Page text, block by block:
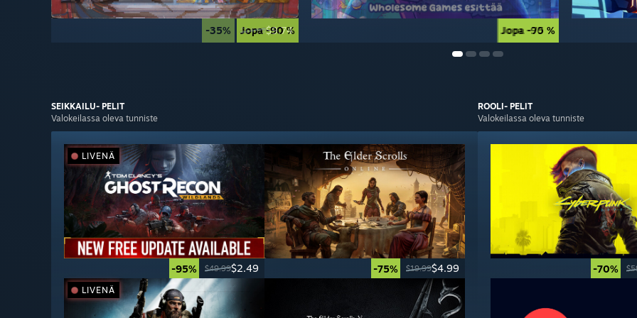
Jopa -90 % Jopa -75 %
-35% $14.99$9.74 Jopa -90 %
SEIKKAILU- PELIT
Valokeilassa oleva tunniste
-95% $49.99$2.49
LIVENÄ
-75% $19.99$4.99
LIVENÄ
ROOLI- PELIT
Valokeilassa oleva tunniste
-70%